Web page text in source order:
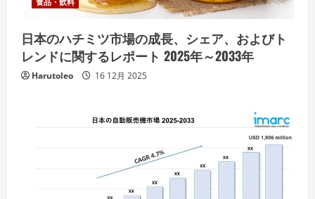
日本のハチミツ市場の成長、シェア、およびト
レンドに関するレポート 2025年～2033年
Harutoleo 16 12月 2025